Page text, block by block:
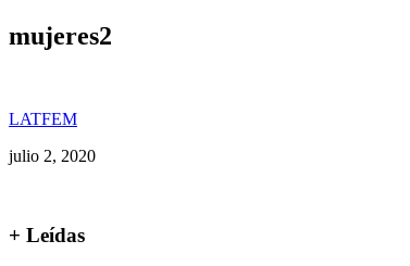
mujeres2
LATFEM
julio 2, 2020
+ Leídas